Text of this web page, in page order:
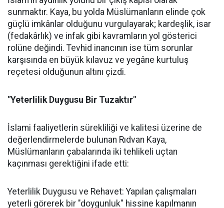
sunmaktır. Kaya, bu yolda Müslümanların elinde çok
güçlü imkânlar olduğunu vurgulayarak; kardeşlik, isar
(fedakârlık) ve infak gibi kavramların yol gösterici
rolüne değindi. Tevhid inancının ise tüm sorunlar
karşısında en büyük kılavuz ve yegâne kurtuluş
reçetesi olduğunun altını çizdi.
"Yeterlilik Duygusu Bir Tuzaktır"
İslami faaliyetlerin sürekliliği ve kalitesi üzerine de
değerlendirmelerde bulunan Rıdvan Kaya,
Müslümanların çabalarında iki tehlikeli uçtan
kaçınması gerektiğini ifade etti:
Yeterlilik Duygusu ve Rehavet: Yapılan çalışmaları
yeterli görerek bir "doygunluk" hissine kapılmanın